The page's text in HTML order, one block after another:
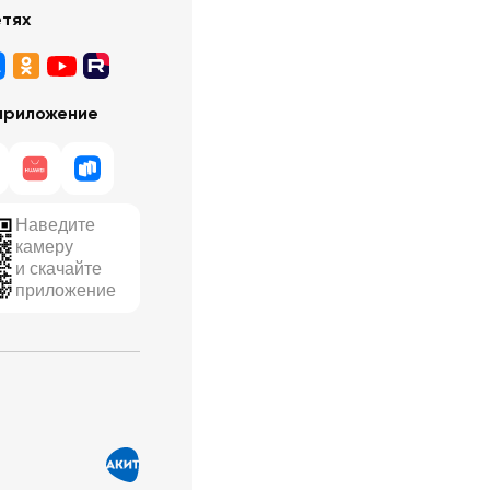
Наведите
камеру
и скачайте
приложение